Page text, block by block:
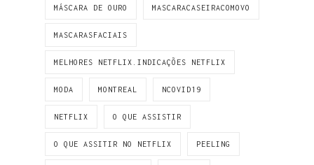
MÁSCARA DE OURO MASCARACASEIRACOMOVO
MASCARASFACIAIS
MELHORES NETFLIX.INDICAÇÕES NETFLIX
MODA MONTREAL NCOVID19
NETFLIX O QUE ASSISTIR
O QUE ASSITIR NO NETFLIX PEELING